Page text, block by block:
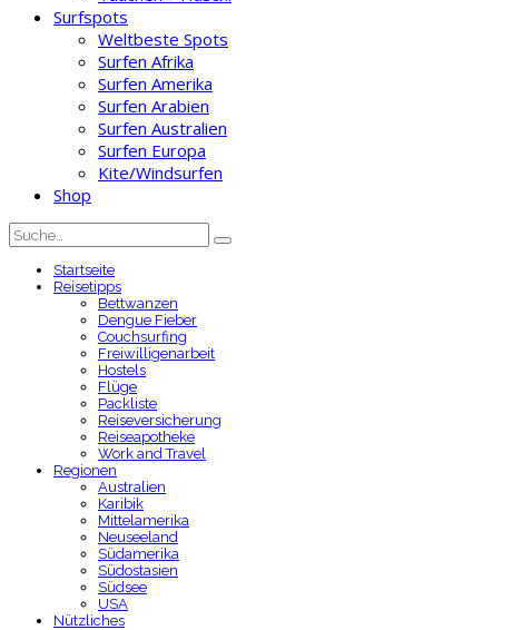
Surfspots
Weltbeste Spots
Surfen Afrika
Surfen Amerika
Surfen Arabien
Surfen Australien
Surfen Europa
Kite/Windsurfen
Shop
Startseite
Reisetipps
Bettwanzen
Dengue Fieber
Couchsurfing
Freiwilligenarbeit
Hostels
Flüge
Packliste
Reiseversicherung
Reiseapotheke
Work and Travel
Regionen
Australien
Karibik
Mittelamerika
Neuseeland
Südamerika
Südostasien
Südsee
USA
Nützliches